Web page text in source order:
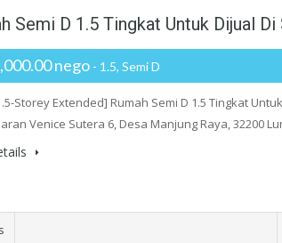
Semi D 1.5 Tingkat Untuk Dijual Di
nego - 1.5, Semi D
Storey Extended] Rumah Semi D 1.5 Tingkat
Venice Sutera 6, Desa Manjung Raya, 32200